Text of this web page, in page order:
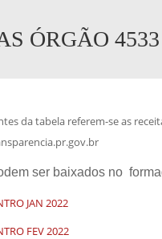
ÓRGÃO
da tabela referem-se as
ser baixados no
JAN 2022
FEV 2022